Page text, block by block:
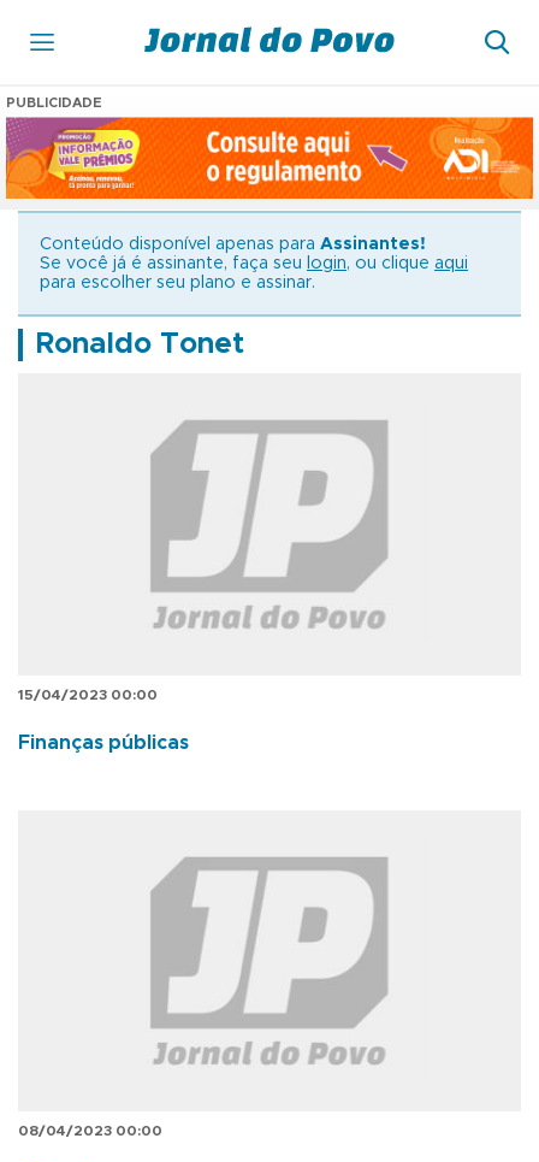
PUBLICIDADE
Conteúdo disponível apenas para Assinantes!
Se você já é assinante, faça seu
login, ou clique aqui
para escolher seu plano e assinar.
Ronaldo Tonet
15/04/2023 00:00
Finanças públicas
08/04/2023 00:00